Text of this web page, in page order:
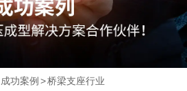
成功案例 >桥梁支座行业